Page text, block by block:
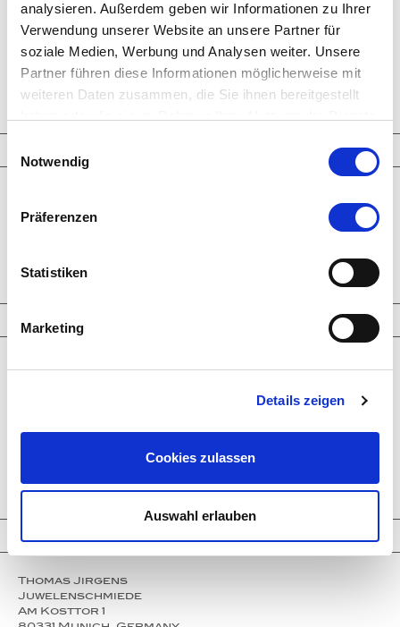
analysieren. Außerdem geben wir Informationen zu Ihrer
Verwendung unserer Website an unsere Partner für
soziale Medien, Werbung und Analysen weiter. Unsere
Partner führen diese Informationen möglicherweise mit
weiteren Daten zusammen, die Sie ihnen bereitgestellt
Notwendig
Präferenzen
Statistiken
Marketing
Details zeigen
Cookies zulassen
Auswahl erlauben
Rings
Earrings
Bracelets
Necklaces
Cufflinks
Brooches - Objects
Engagement Rings
Larimar
Paraiba Tourmalines
Trinity Transformers
Information
Company
Privacy policy
Contact
Thomas Jirgens
Juwelenschmiede
Am Kosttor 1